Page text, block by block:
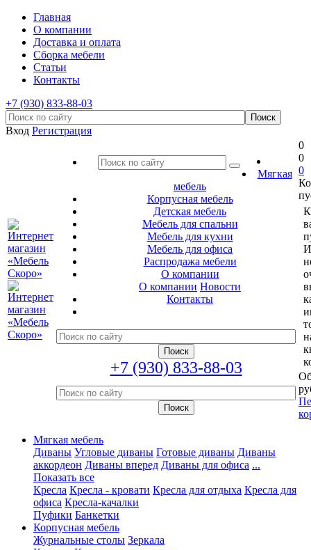
Главная
О компании
Доставка и оплата
Сборка мебели
Статьи
Контакты
+7 (930) 833-88-03
Вход Регистрация
Мягкая
мебель
Корпусная мебель
Детская мебель
Мебель для спальни
Мебель для кухни
Мебель для офиса
Распродажа мебели
О компании
О компании Новости
Контакты
+7 (930) 833-88-03
0
0
0
Мягкая мебель
Диваны Угловые диваны Готовые диваны Диваны
аккордеон Диваны вперед Диваны для офиса ...
Показать все
Кресла Кресла - кровати Кресла для отдыха Кресла для
офиса Кресла-качалки
Пуфики Банкетки
Корпусная мебель
Журнальные столы Зеркала